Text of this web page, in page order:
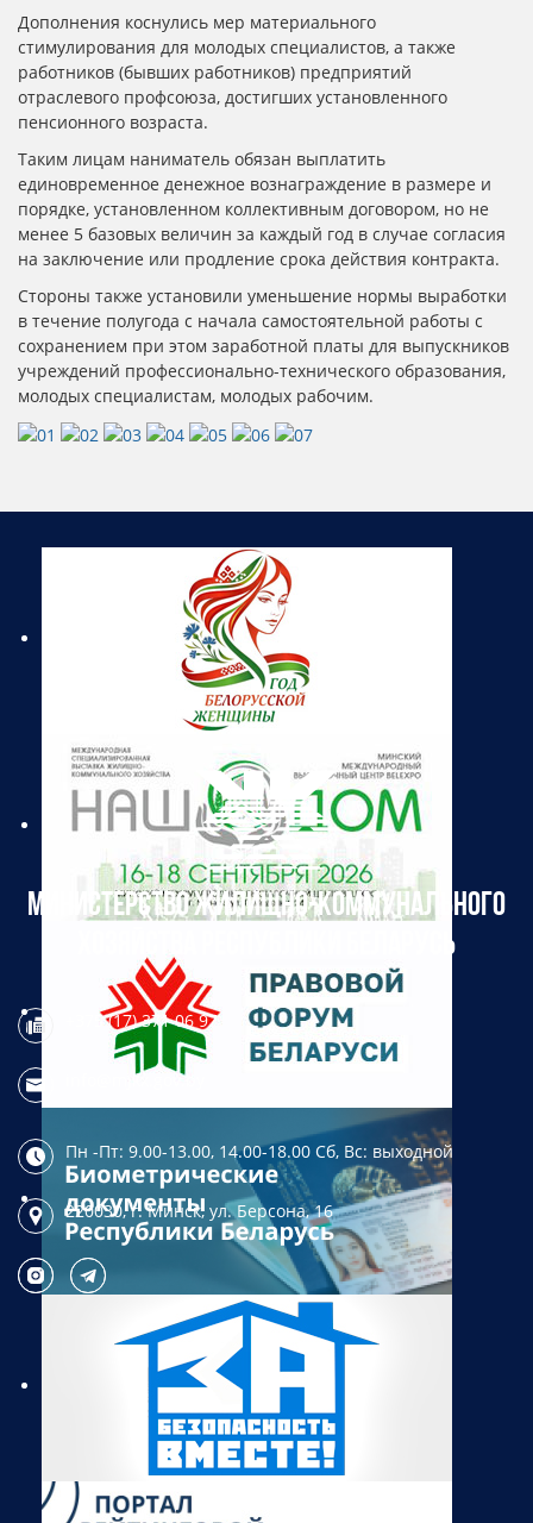
Дополнения коснулись мер материального
стимулирования для молодых специалистов, а также
работников (бывших работников) предприятий
отраслевого профсоюза, достигших установленного
пенсионного возраста.
Таким лицам наниматель обязан выплатить
единовременное денежное вознаграждение в размере и
порядке, установленном коллективным договором, но не
менее 5 базовых величин за каждый год в случае согласия
на заключение или продление срока действия контракта.
Стороны также установили уменьшение нормы выработки
в течение полугода с начала самостоятельной работы с
сохранением при этом заработной платы для выпускников
учреждений профессионально-технического образования,
молодых специалистам, молодых рабочим.
МИНИСТЕРСТВО ЖИЛИЩНО-КОММУНАЛЬНОГО
ХОЗЯЙСТВА РЕСПУБЛИКИ БЕЛАРУСЬ
+375 (17) 371 06 97
info@mjkx.gov.by
Пн -Пт: 9.00-13.00, 14.00-18.00 Сб, Вс: выходной
220030, г. Минск, ул. Берсона, 16